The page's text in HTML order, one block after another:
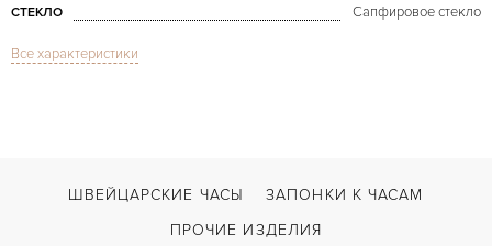
СТЕКЛО Сапфировое стекло
ФУНКЦИИ
Застежка с помощью шипа
Все характеристики
ШВЕЙЦАРСКИЕ ЧАСЫ
ЗАПОНКИ К ЧАСАМ
ПРОЧИЕ ИЗДЕЛИЯ